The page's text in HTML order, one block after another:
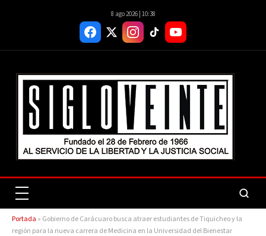
8 ago 2026 | 10:38
Portada » Gobierno de Carácuaro busca atraer estudiantes de Tiquicheo y la
región para la nueva carrera de Medicina en la Universidad del Bienestar